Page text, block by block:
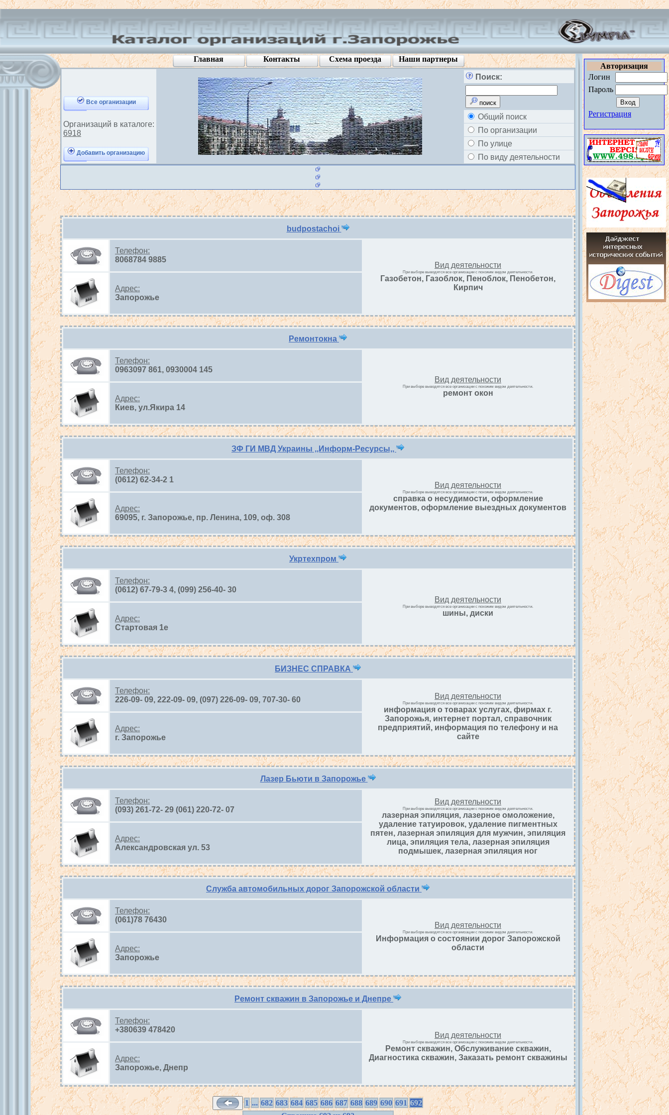
Главная Контакты Схема проезда Наши партнеры
Все организации
Организаций в каталоге:
6918
Добавить организацию
Поиск:
поиск
Общий поиск
По организации
По улице
По виду деятельности
budpostachoi
Телефон:
8068784 9885
Вид деятельности
При выборе выводятся все организации с похожим видом деятельности.
Газобетон, Газоблок, Пеноблок, Пенобетон,
Кирпич
Адрес:
Запорожье
Ремонтокна
Телефон:
0963097 861, 0930004 145
Вид деятельности
При выборе выводятся все организации с похожим видом деятельности.
ремонт окон
Адрес:
Киев, ул.Якира 14
ЗФ ГИ МВД Украины ,,Информ-Ресурсы,,
Телефон:
(0612) 62-34-2 1
Вид деятельности
При выборе выводятся все организации с похожим видом деятельности.
справка о несудимости, оформление
документов, оформление выездных документов
Адрес:
69095, г. Запорожье, пр. Ленина, 109, оф. 308
Укртехпром
Телефон:
(0612) 67-79-3 4, (099) 256-40- 30
Вид деятельности
При выборе выводятся все организации с похожим видом деятельности.
шины, диски
Адрес:
Стартовая 1e
БИЗНЕС СПРАВКА
Телефон:
226-09- 09, 222-09- 09, (097) 226-09- 09, 707-30- 60
Вид деятельности
При выборе выводятся все организации с похожим видом деятельности.
информация о товарах услугах, фирмах г.
Запорожья, интернет портал, справочник
предприятий, информация по телефону и на
сайте
Адрес:
г. Запорожье
Лазер Бьюти в Запорожье
Телефон:
(093) 261-72- 29 (061) 220-72- 07
Вид деятельности
При выборе выводятся все организации с похожим видом деятельности.
лазерная эпиляция, лазерное омоложение,
удаление татуировок, удаление пигментных
пятен, лазерная эпиляция для мужчин, эпиляция
лица, эпиляция тела, лазерная эпиляция
подмышек, лазерная эпиляция ног
Адрес:
Александровская ул. 53
Служба автомобильных дорог Запорожской области
Телефон:
(061)78 76430
Вид деятельности
При выборе выводятся все организации с похожим видом деятельности.
Информация о состоянии дорог Запорожской
области
Адрес:
Запорожье
Ремонт скважин в Запорожье и Днепре
Телефон:
+380639 478420
Вид деятельности
При выборе выводятся все организации с похожим видом деятельности.
Ремонт скважин, Обслуживание скважин,
Диагностика скважин, Заказать ремонт скважины
Адрес:
Запорожье, Днепр
1 ... 682 683 684 685 686 687 688 689 690 691 692
Авторизация
Логин
Пароль
Регистрация